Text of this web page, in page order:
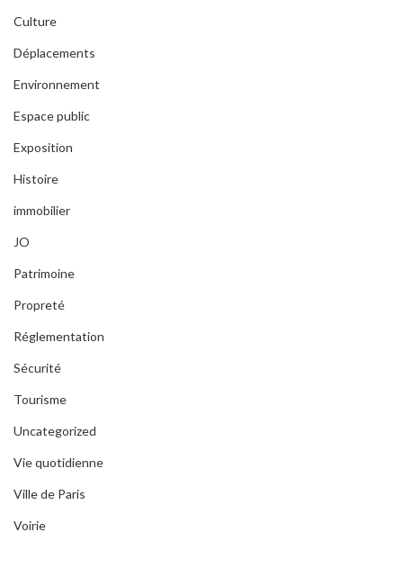
Culture
Déplacements
Environnement
Espace public
Exposition
Histoire
immobilier
JO
Patrimoine
Propreté
Réglementation
Sécurité
Tourisme
Uncategorized
Vie quotidienne
Ville de Paris
Voirie